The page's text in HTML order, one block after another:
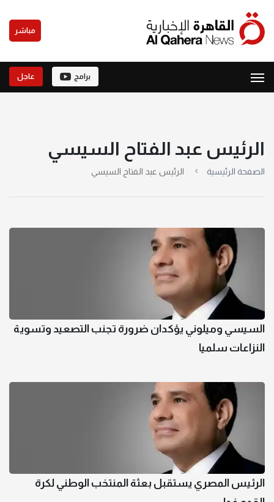
مباشر
برامج عاجل
الرئيس عبد الفتاح السيسي
الصفحة الرئيسية الرئيس عبد الفتاح السيسي
السيسي وميلوني يؤكدان ضرورة تجنب التصعيد وتسوية
النزاعات سلميا
الرئيس المصري يستقبل بعثة المنتخب الوطني لكرة